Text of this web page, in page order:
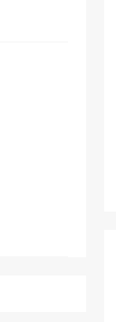
上传视频最多